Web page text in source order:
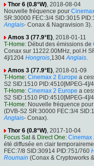
Thor 6 (0.8°W) , 2018-08-04
Nouvelle fréquence pour
SR:30000 FEC:3/4 SID:3015
Anglais- Conax & Nagravision 3).
Amos 3 (77.9°E) , 2018-01-11
T-Home: Début des émissions de
Conax sur 11222.00MHz, pol.H
4]/1204 Hongrois ,1304 Anglais
Amos 3 (77.9°E) , 2018-01-09
T-Home: Cinemax 2 Europe a
S2 SID:1510 PID:4510[MPEG-4]/
T-Home: Cinemax 2 Europe a
S2 SID:1510 PID:4510[MPEG-4]/
T-Home: Nouvelle fréquence pour
(DVB-S2 SR:30000 FEC:3/4
Anglais- Conax).
Thor 6 (0.8°W) , 2017-10-04
Focus Sat& Direct One: Cinemax
été diffusée en clair
FEC:7/8 SID:30914 PID:751/760
Roumain (Conax & Cryptoworks